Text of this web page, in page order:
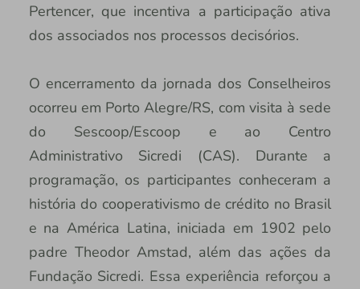
Pertencer, que incentiva a participação ativa
dos associados nos processos decisórios.
O encerramento da jornada dos Conselheiros
ocorreu em Porto Alegre/RS, com visita à sede
do Sescoop/Escoop e ao Centro
Administrativo Sicredi (CAS). Durante a
programação, os participantes conheceram a
história do cooperativismo de crédito no Brasil
e na América Latina, iniciada em 1902 pelo
padre Theodor Amstad, além das ações da
Fundação Sicredi. Essa experiência reforçou a